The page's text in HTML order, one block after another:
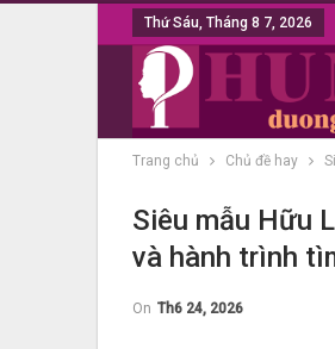
Thứ Sáu, Tháng 8 7, 2026
Trang chủ Chủ đề hay
Siêu mẫu Hữu
và hành trình
On Th6 24, 2026